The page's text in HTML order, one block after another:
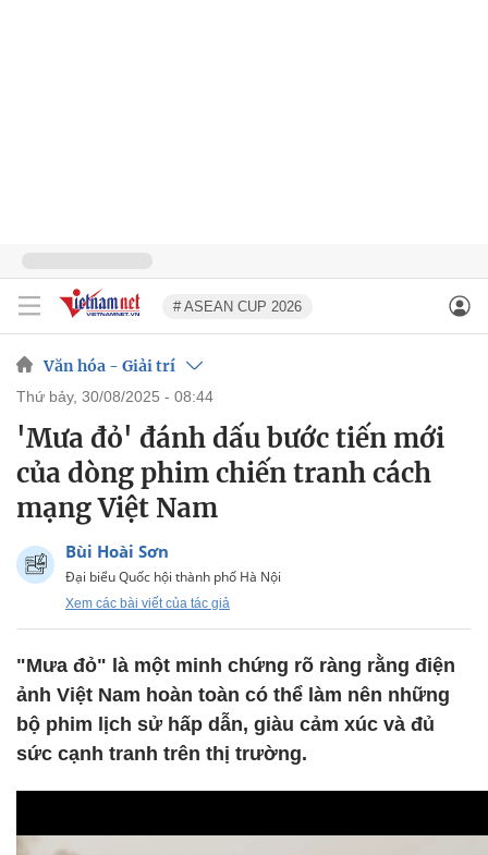
# ASEAN CUP 2026
Văn hóa - Giải trí
thứ bảy, 30/08/2025 - 08:44
'Mưa đỏ' đánh dấu bước tiến mới
của dòng phim chiến tranh cách
mạng Việt Nam
Bùi Hoài Sơn
Đại biểu Quốc hội thành phố Hà Nội
Xem các bài viết của tác giả
"Mưa đỏ" là một minh chứng rõ ràng rằng điện
ảnh Việt Nam hoàn toàn có thể làm nên những
bộ phim lịch sử hấp dẫn, giàu cảm xúc và đủ
sức cạnh tranh trên thị trường.